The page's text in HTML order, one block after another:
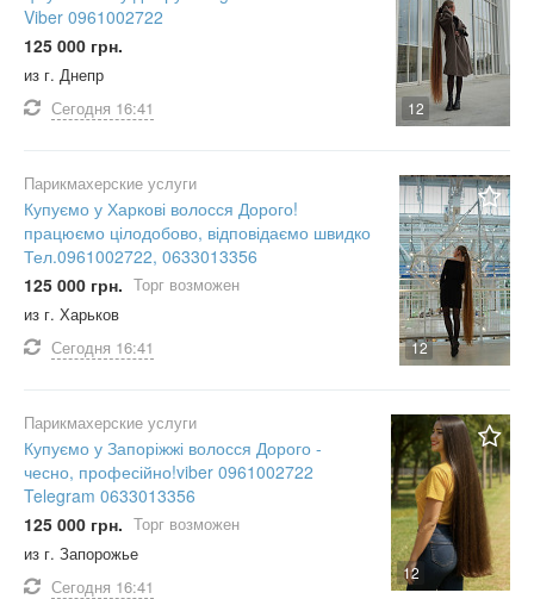
12
Viber 0961002722
125 000 грн.
из г. Днепр
Сегодня 16:41
12
Парикмахерские услуги
Купуємо у Харкові волосся Дорого!
працюємо цілодобово, відповідаємо швидко
Тел.0961002722, 0633013356
125 000 грн. Торг возможен
из г. Харьков
Сегодня 16:41
12
Парикмахерские услуги
Купуємо у Запоріжжі волосся Дорого -
чесно, професійно!viber 0961002722
Telegram 0633013356
125 000 грн. Торг возможен
из г. Запорожье
Сегодня 16:41